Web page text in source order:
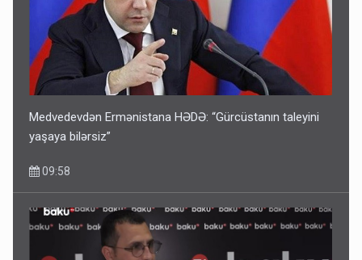
Medvedevdən Ermənistana HƏDƏ: “Gürcüstanın taleyini
yaşaya bilərsiz”
09:58